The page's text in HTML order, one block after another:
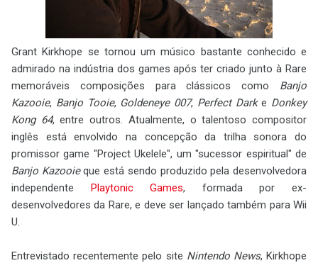
Grant Kirkhope se tornou um músico bastante conhecido e
admirado na indústria dos games após ter criado junto à Rare
memoráveis composições para clássicos como Banjo
Kazooie, Banjo Tooie, Goldeneye 007, Perfect Darke Donkey
Kong 64, entre outros. Atualmente, o talentoso compositor
inglês está envolvido na concepção da trilha sonora do
promissor game "Project Ukelele", um "sucessor espiritual" de
Banjo Kazooieque está sendo produzido pela desenvolvedora
independente Playtonic Games, formada por ex-
desenvolvedores da Rare, e deve ser lançado também para Wii
U.
Entrevistado recentemente pelo site Nintendo News, Kirkhope